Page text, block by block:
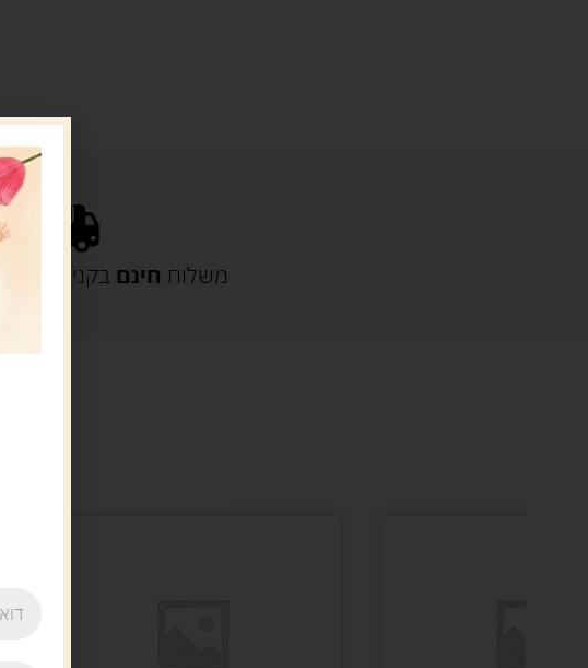
משלוח חינם בקנייה מעל 329 ש"ח